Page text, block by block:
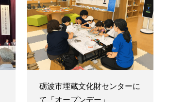
砺波市埋蔵文化財センターに
て「オープンデー」